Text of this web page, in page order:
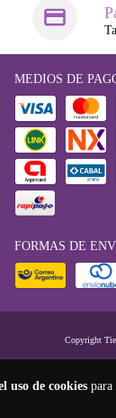
uso de cookiespara
MEDIOS DE
FORMAS DE
Copyright